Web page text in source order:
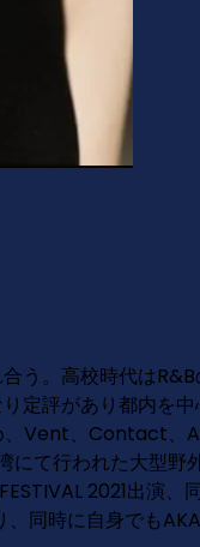
。高校時代は
評があり都内を
Vent、Contact
て行われた大型
2021出演、
同時に自身でも